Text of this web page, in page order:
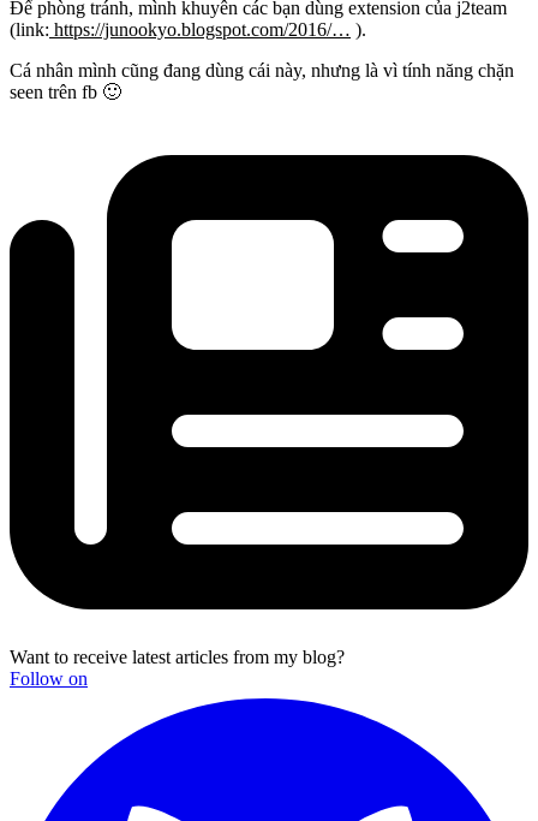
Để phòng tránh, mình khuyên các bạn dùng extension của j2team
(link: https://junookyo.blogspot.com/2016/… ).
Cá nhân mình cũng đang dùng cái này, nhưng là vì tính năng chặn
seen trên fb 🙂
Want to receive latest articles from my blog?
Follow on